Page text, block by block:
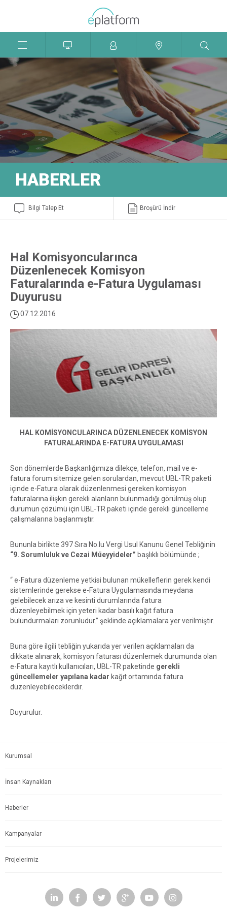
Kapat
HABERLER
Bilgi Talep Et Broşürü İndir
Hal Komisyoncularınca
Düzenlenecek Komisyon
Faturalarında e-Fatura Uygulaması
Duyurusu
07.12.2016
HAL KOMİSYONCULARINCA DÜZENLENECEK KOMİSYON
FATURALARINDA E-FATURA UYGULAMASI
Son dönemlerde Başkanlığımıza dilekçe, telefon, mail ve e-
fatura forum sitemize gelen sorulardan, mevcut UBL-TR paketi
içinde e-Fatura olarak düzenlenmesi gereken komisyon
faturalarına ilişkin gerekli alanların bulunmadığı görülmüş olup
durumun çözümü için UBL-TR paketi içinde gerekli güncelleme
çalışmalarına başlanmıştır.
Bununla birlikte 397 Sıra No.lu Vergi Usul Kanunu Genel Tebliğinin
“9. Sorumluluk ve Cezai Müeyyideler” başlıklı bölümünde ;
“ e-Fatura düzenleme yetkisi bulunan mükelleflerin gerek kendi
sistemlerinde gerekse e-Fatura Uygulamasında meydana
gelebilecek arıza ve kesinti durumlarında fatura
düzenleyebilmek için yeteri kadar basılı kağıt fatura
bulundurmaları zorunludur.” şeklinde açıklamalara yer verilmiştir.
Buna göre ilgili tebliğin yukarıda yer verilen açıklamaları da
dikkate alınarak, komisyon faturası düzenlemek durumunda olan
e-Fatura kayıtlı kullanıcıları, UBL-TR paketinde gerekli
güncellemeler yapılana kadar kağıt ortamında fatura
düzenleyebileceklerdir.
Duyurulur.
Kurumsal
İnsan Kaynakları
Haberler
Kampanyalar
Projelerimiz